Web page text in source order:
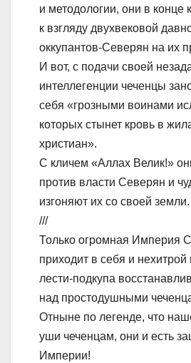
и методологии, они в конце
к взгляду двухвековой
оккупантов-Северян на их
И вот, с подачи своей
интеллегенции чеченцы
себя «грозными воинами
которых стынет кровь в
христиан».
С кличем «Аллах Велик!»
против власти Северян и
изгоняют их со своей земли.
///
Только огромная Империя
приходит в себя и нехитрой
лести-подкупа
над простодушными
Отныне по легенде, что
уши чеченцам, они и есть
Империи!